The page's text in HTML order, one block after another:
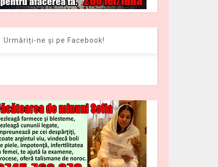
Urmăriți-ne și pe Facebook!